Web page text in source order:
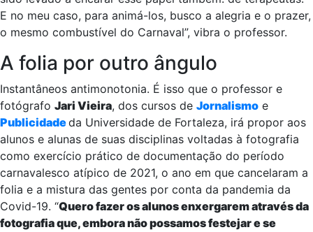
sisudez e tristeza do momento. Nós, professores, temos
sido levado a encarar esse papel também: de terapeutas.
o mesmo combustível do Carnaval”, vibra o professor.
A folia por outro ângulo
Instantâneos antimonotonia. É isso que o professor e
fotógrafoJari Vieira, dos cursos deJornalismoe
Publicidadeda Universidade de Fortaleza, irá propor aos
alunos e alunas de suas disciplinas voltadas à fotografia
como exercício prático de documentação do período
carnavalesco atípico de 2021, o ano em que cancelaram a
folia e a mistura das gentes por conta da pandemia da